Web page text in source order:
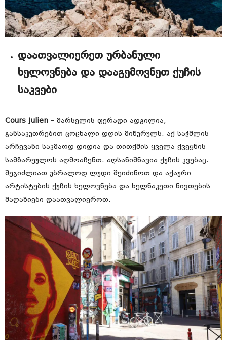
დაათვალიერეთ ურბანული
ხელოვნება და დააგემოვნეთ ქუჩის
საკვები
Cours Julien – მარსელის ფერადი ადგილია,
განსაკუთრებით ცოცხალი დღის მიწურულს. აქ საჭმლის
არჩევანი საკმაოდ დიდია და თითქმის ყველა ქვეყნის
სამზარეულოს აღმოაჩენთ. აღსანიშნავია ქუჩის კვებაც.
შეგიძლიათ უბრალოდ ლუდი შეიძინოთ და აქაური
არტისტების ქუჩის ხელოვნება და ხელნაკეთი ნივთების
მაღაზიები დაათვალიეროთ.